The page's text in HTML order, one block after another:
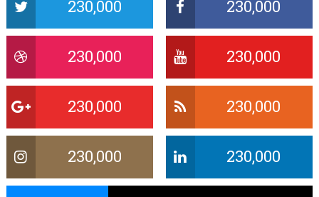
230,000
230,000
230,000
230,000
230,000
230,000
230,000
230,000